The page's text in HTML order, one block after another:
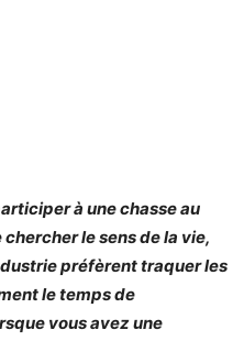
à une chasse au
le sens de la vie,
préfèrent traquer les
le temps de
vous avez une